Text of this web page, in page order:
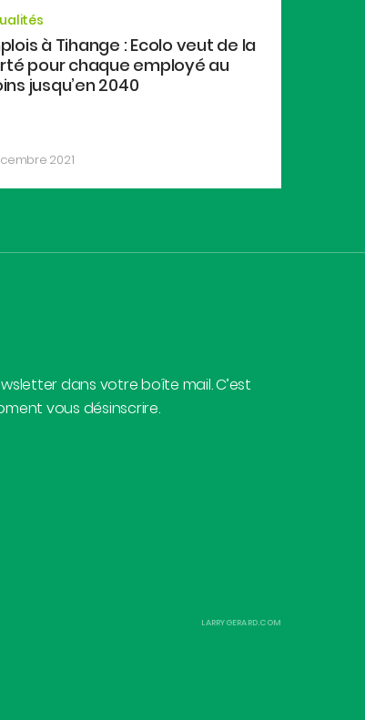
à Tihange : Ecolo veut de la
pour chaque employé au
jusqu’en 2040
2021
dans votre boîte mail. C’est
vous désinscrire.
LARRYGERARD.COM